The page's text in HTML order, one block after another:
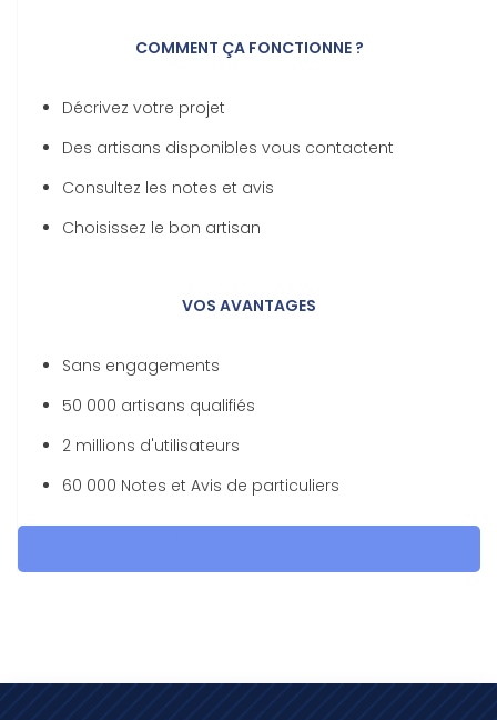
COMMENT ÇA FONCTIONNE ?
Décrivez votre projet
Des artisans disponibles vous contactent
Consultez les notes et avis
Choisissez le bon artisan
VOS AVANTAGES
Sans engagements
50 000 artisans qualifiés
2 millions d'utilisateurs
60 000 Notes et Avis de particuliers